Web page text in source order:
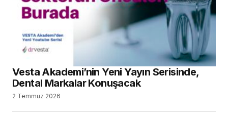
Vesta Akademi’nin Yeni Yayın Serisinde,
Dental Markalar Konuşacak
2 Temmuz 2026